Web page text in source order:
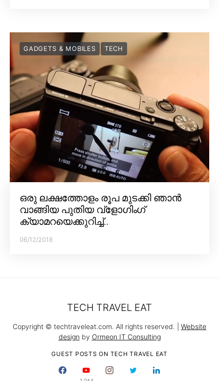
GADGETS & MOBILES TECH
ഒരു ലക്ഷത്തോളം രൂപ മുടക്കി ഞാൻ
വാങ്ങിയ പുതിയ വ്‌ളോഗിംഗ്
ക്യാമറയെക്കുറിച്ച്..
06/12/2018
GUEST POSTS ON TECH TRAVEL EAT
TECH TRAVEL EAT
Copyright © techtraveleat.com. All rights reserved. | Website
design by Ormeon IT Consulting